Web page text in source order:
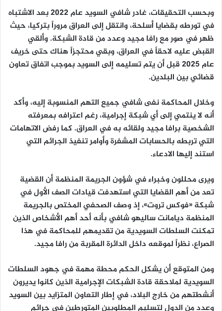
وبحسب التحقيقات، غادر شافي السويد عام 2022 بعد الاشتباه
في تورطه بقضايا أسلحة، وانتقل إلى العراق مروراً بتركيا، حيث
ظهر في صور مع رافا مجيد وعدد من قادة الشبكة. وألقي
القبض عليه لاحقاً في العراق، وبقي محتجزاً هناك حتى خريف
عام 2025 قبل أن يتم تسليمه إلى السويد بموجب اتفاق تعاون
قضائي بين البلدين.
وخلال المحاكمة نفى شافي جميع التهم المنسوبة إليه، وأكد
أنه لا ينتمي إلى أي شبكة إجرامية، رغم اعترافه بمعرفته
الشخصية برافا مجيد ولقائه به في العراق. كما رفض الاتهامات
التي تربطه بالحسابات المشفرة وأوامر تنفيذ الجرائم التي
استند إليها الادعاء.
ويرى محللون وخبراء في شؤون الجريمة المنظمة أن القضية
تعد من أهم القضايا التي استهدفت قيادات الصف الأول في
شبكة «فوكس تروت»، إذ وصف الصحفي المختص بالجريمة
المنظمة ديامانت ساليهو شافي بأنه أحد أهم الأشخاص الذين
تمكنت السلطات السويدية من تقديمهم للمحاكمة في هذا
الصراع، نظراً لموقعه داخل الدائرة المقربة من رافا مجيد.
ومن المتوقع أن يشكل الحكم محطة مهمة في جهود السلطات
السويدية لملاحقة قادة الشبكات الإجرامية الذين كانوا يديرون
أنشطتهم من خارج البلاد، في إطار التعاون المتزايد بين السويد